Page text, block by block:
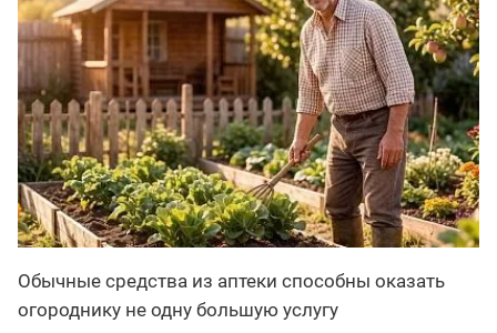
Обычные средства из аптеки способны оказать
огороднику не одну большую услугу